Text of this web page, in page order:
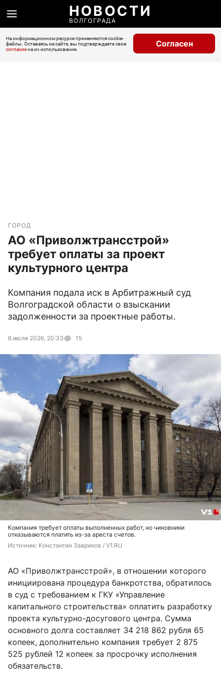
НОВОСТИ
ВОЛГОГРАДА
На информационном ресурсе применяются cookie-
файлы. Оставаясь на сайте, вы подтверждаете свое
согласиена их использование.
Согласен
ГОРОД
АО «Приволжтрансстрой»
требует оплаты за проект
культурного центра
Компания подала иск в Арбитражный суд
Волгоградской области о взыскании
задолженности за проектные работы.
6 июля 2026, 20:33 15
Компания требует оплаты выполненных работ, но чиновники
отказываются платить из-за ареста счетов.
Источник: Константин Завриков / V1.RU
АО «Приволжтрансстрой», в отношении которого
инициирована процедура банкротства, обратилось
в суд с требованием к ГКУ «Управление
капитального строительства» оплатить разработку
проекта культурно-досугового центра. Сумма
основного долга составляет 34 218 862 рубля 65
копеек, дополнительно компания требует 2 875
525 рублей 12 копеек за просрочку исполнения
обязательств.